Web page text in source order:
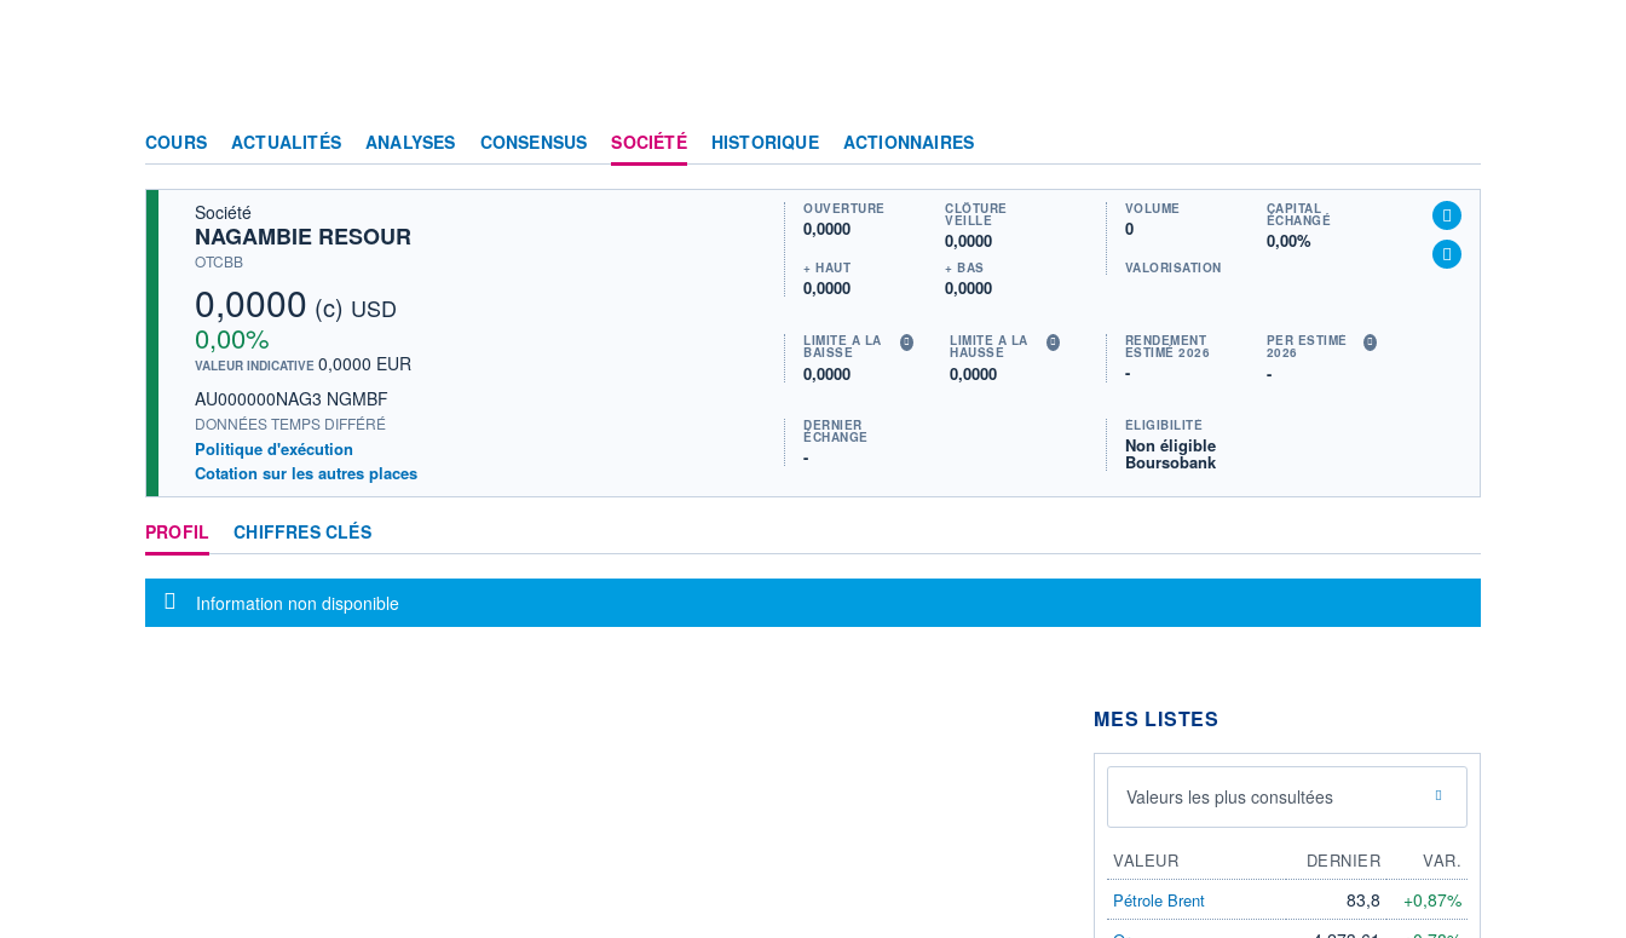
COURS ACTUALITÉS ANALYSES CONSENSUS SOCIÉTÉ HISTORIQUE ACTIONNAIRES
Société
NAGAMBIE RESOUR
OTCBB
0,0000 (c) USD
0,00%
VALEUR INDICATIVE 0,0000 EUR
AU000000NAG3 NGMBF
DONNÉES TEMPS DIFFÉRÉ
Politique d'exécution
Cotation sur les autres places
OUVERTURE
0,0000
CLÔTURE
VEILLE
0,0000
+ HAUT
0,0000
+ BAS
0,0000
VOLUME
0
CAPITAL
ÉCHANGÉ
0,00%
VALORISATION
LIMITE À LA
BAISSE
0,0000
LIMITE À LA
HAUSSE
0,0000
RENDEMENT
ESTIMÉ 2026
-
PER ESTIMÉ
2026
-
DERNIER
ÉCHANGE
-
ÉLIGIBILITÉ
Non éligible
Boursobank
PROFIL CHIFFRES CLÉS
Message d'information
Information non disponible
MES LISTES
Valeurs les plus consultées
VALEUR DERNIER
VAR.
Pétrole Brent
83,8 +0,87%